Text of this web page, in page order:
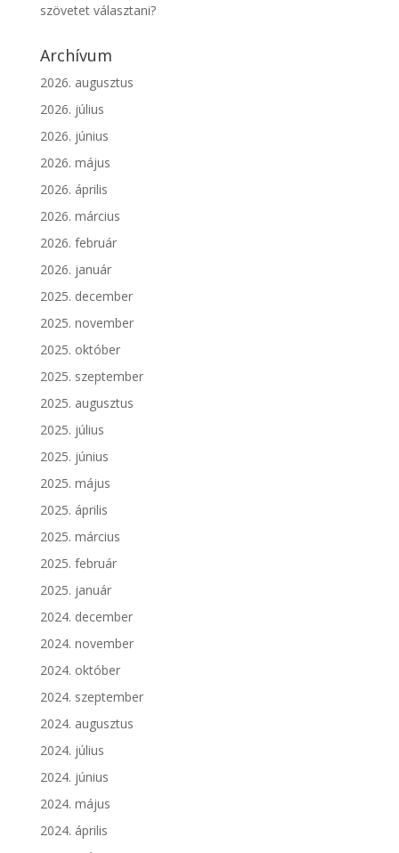
szövetet választani?
Archívum
2026. augusztus
2026. július
2026. június
2026. május
2026. április
2026. március
2026. február
2026. január
2025. december
2025. november
2025. október
2025. szeptember
2025. augusztus
2025. július
2025. június
2025. május
2025. április
2025. március
2025. február
2025. január
2024. december
2024. november
2024. október
2024. szeptember
2024. augusztus
2024. július
2024. június
2024. május
2024. április